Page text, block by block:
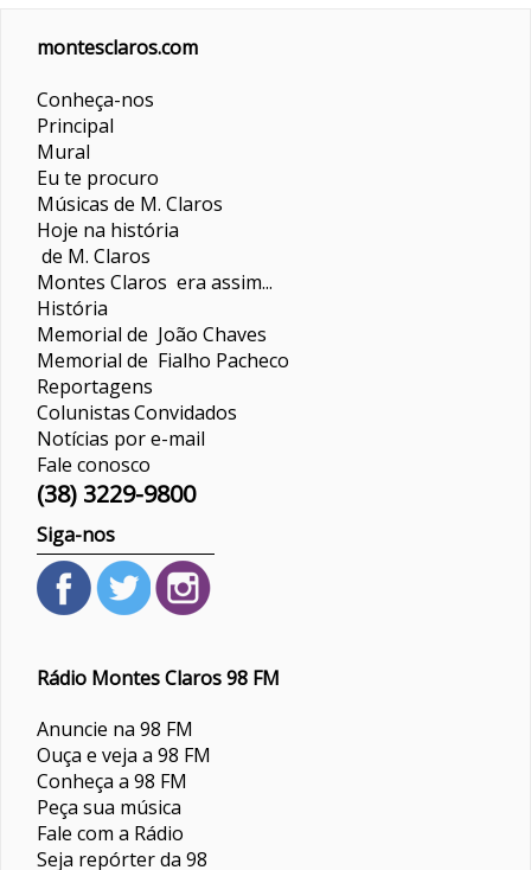
montesclaros.com
Conheça-nos
Principal
Mural
Eu te procuro
Músicas de M. Claros
Hoje na história
de M. Claros
Montes Claros era assim...
História
Memorial de João Chaves
Memorial de Fialho Pacheco
Reportagens
ColunistasConvidados
Notícias por e-mail
Fale conosco
(38) 3229-9800
Siga-nos
Rádio Montes Claros 98 FM
Anuncie na 98 FM
Ouça e veja a 98 FM
Conheça a 98 FM
Peça sua música
Fale com a Rádio
Seja repórter da 98